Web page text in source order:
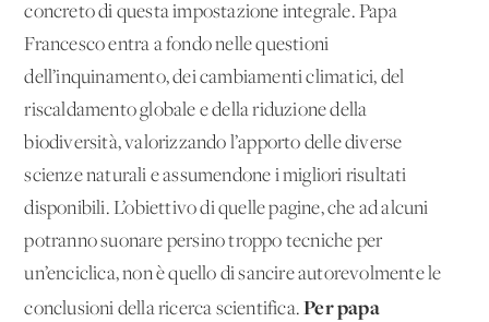
concreto di questa impostazione integrale. Papa
Francesco entra a fondo nelle questioni
dell’inquinamento, dei cambiamenti climatici, del
riscaldamento globale e della riduzione della
biodiversità, valorizzando l’apporto delle diverse
scienze naturali e assumendone i migliori risultati
disponibili. L’obiettivo di quelle pagine, che ad alcuni
potranno suonare persino troppo tecniche per
un’enciclica, non è quello di sancire autorevolmente le
conclusioni della ricerca scientifica.Per papa